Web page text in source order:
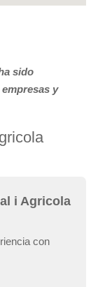
sido
y
i Agricola
con